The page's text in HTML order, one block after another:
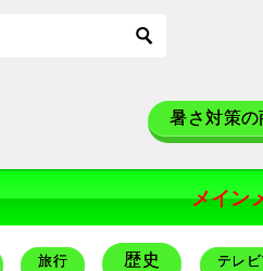
暑さ対策の
メイン
旅行 歴史 テレ